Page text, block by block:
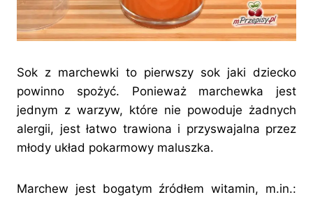
Sok z marchewki to pierwszy sok jaki dziecko
powinno spożyć. Ponieważ marchewka jest
jednym z warzyw, które nie powoduje żadnych
alergii, jest łatwo trawiona i przyswajalna przez
młody układ pokarmowy maluszka.
Marchew jest bogatym źródłem witamin, m.in.: